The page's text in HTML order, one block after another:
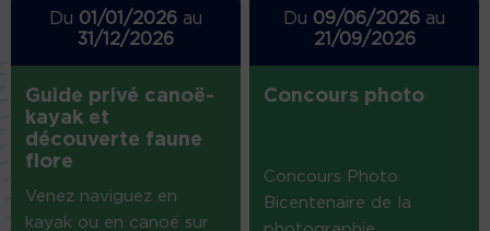
Du 01/01/2026au
31/12/2026
Guide privé canoë-
kayak et
découverte faune
flore
Venez naviguez en
kayak ou en canoë sur
Du 09/06/2026 au
21/09/2026
Concours photo
Concours Photo
Bicentenaire de la